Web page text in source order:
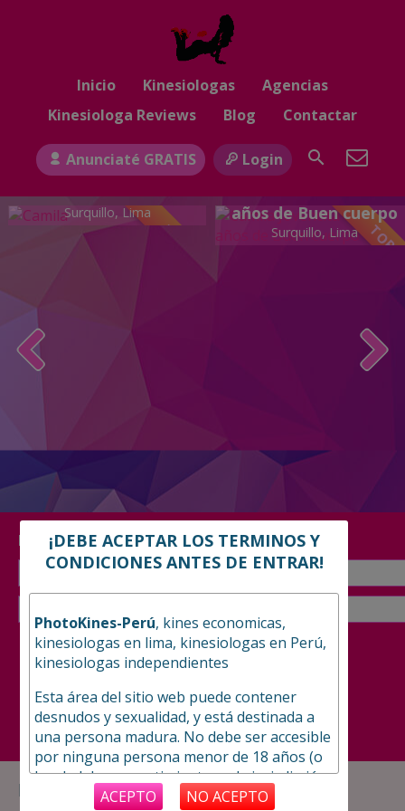
Inicio Kinesiologas
Agencias
Kinesiologa Reviews
Blog Contactar
Anunciaté GRATIS Login
Camila
Surquillo, Lima
TOP
Camila Jovencita de 18
años de Buen cuerpo
Surquillo, Lima
kinesiologas por Distritos:
Búsqueda rápida:
Solo Top
Solo Independiente
Búsqueda Avanzada
¡DEBE ACEPTAR LOS TERMINOS Y
CONDICIONES ANTES DE ENTRAR!
PhotoKines-Perú, kines economicas,
kinesiologas en lima, kinesiologas en Perú,
kinesiologas independientes
Esta área del sitio web puede contener
desnudos y sexualidad, y está destinada a
una persona madura. No debe ser accesible
por ninguna persona menor de 18 años (o
la edad de consentimiento en la jurisdicción
desde la que se accede).
ACEPTO NO ACEPTO